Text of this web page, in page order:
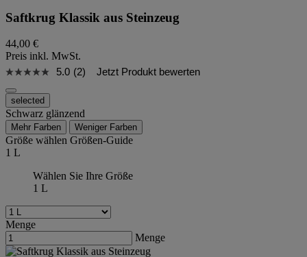
Saftkrug Klassik aus Steinzeug
44,00 €
Preis inkl. MwSt.
5.0 (2) Jetzt Produkt bewerten
selected
Schwarz glänzend
Mehr Farben Weniger Farben
Größe wählen Größen-Guide
1 L
Wählen Sie Ihre Größe
1 L
Menge
Menge